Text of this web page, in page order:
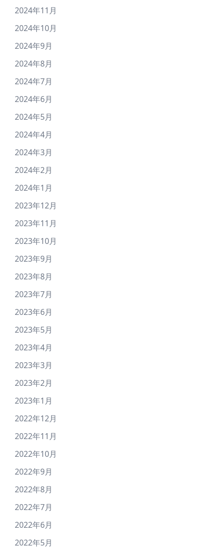
2024年11月
2024年10月
2024年9月
2024年8月
2024年7月
2024年6月
2024年5月
2024年4月
2024年3月
2024年2月
2024年1月
2023年12月
2023年11月
2023年10月
2023年9月
2023年8月
2023年7月
2023年6月
2023年5月
2023年4月
2023年3月
2023年2月
2023年1月
2022年12月
2022年11月
2022年10月
2022年9月
2022年8月
2022年7月
2022年6月
2022年5月